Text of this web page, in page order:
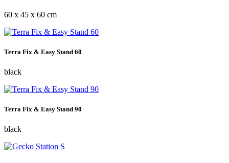
60 x 45 x 60 cm
Terra Fix & Easy Stand 60
black
Terra Fix & Easy Stand 90
black